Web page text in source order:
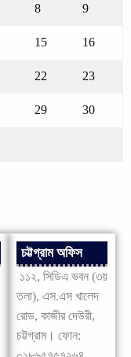
8 9
15 16
22 23
29 30
চট্টগ্রাম অফিস
১১২, সিডিএ ভবন (৩য়
তলা), এস.এস খালেদ
রোড, কাজীর দেউরী,
চট্টগ্রাম। ফোন: